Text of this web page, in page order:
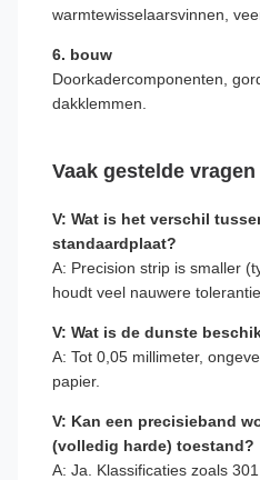
warmtewisselaarsvinnen,
6. bouw
Doorkadercomponenten,
dakklemmen.
Vaak gestelde vragen
V: Wat is het verschil
standaardplaat?
A: Precision strip is smaller
houdt veel nauwere
V: Wat is de dunste
A: Tot 0,05 millimeter,
papier.
V: Kan een precisieband
(volledig harde) toestand?
A: Ja. Klassificaties zoals